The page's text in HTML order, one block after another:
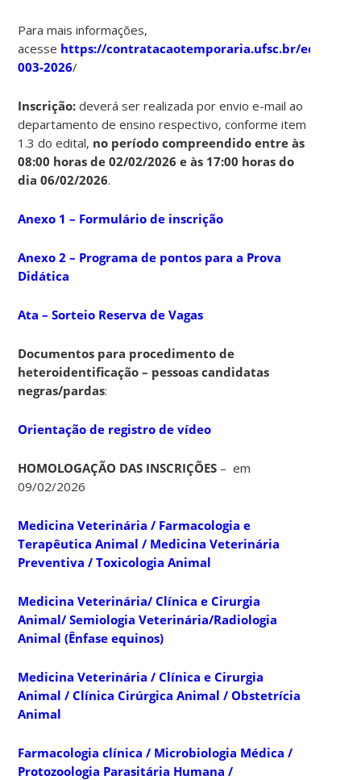
Para mais informações,
acesse https://contratacaotemporaria.ufsc.br/edital-
003-2026/
Inscrição:deverá ser realizada por envio e-mail ao
departamento de ensino respectivo, conforme item
1.3 do edital, no período compreendido entre às
08:00 horas de 02/02/2026 e às 17:00 horas do
dia 06/02/2026.
Anexo 1 – Formulário de inscrição
Anexo 2 – Programa de pontos para a Prova
Didática
Ata – Sorteio Reserva de Vagas
Documentos para procedimento de
heteroidentificação – pessoas candidatas
negras/pardas:
Orientação de registro de vídeo
HOMOLOGAÇÃO DAS INSCRIÇÕES – em
09/02/2026
Medicina Veterinária / Farmacologia e
Terapêutica Animal / Medicina Veterinária
Preventiva / Toxicologia Animal
Medicina Veterinária/ Clínica e Cirurgia
Animal/ Semiologia Veterinária/Radiologia
Animal (Ênfase equinos)
Medicina Veterinária / Clínica e Cirurgia
Animal / Clínica Cirúrgica Animal / Obstetrícia
Animal
Farmacologia clínica / Microbiologia Médica /
Protozoologia Parasitária Humana /